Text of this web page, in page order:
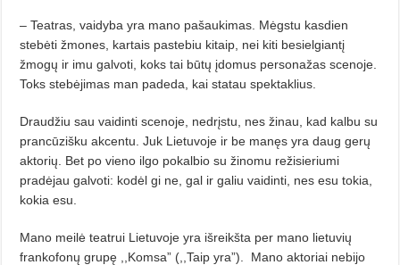
– Teatras, vaidyba yra mano pašaukimas. Mėgstu kasdien
stebėti žmones, kartais pastebiu kitaip, nei kiti besielgiantį
žmogų ir imu galvoti, koks tai būtų įdomus personažas scenoje.
Toks stebėjimas man padeda, kai statau spektaklius.
Draudžiu sau vaidinti scenoje, nedrįstu, nes žinau, kad kalbu su
prancūzišku akcentu. Juk Lietuvoje ir be manęs yra daug gerų
aktorių. Bet po vieno ilgo pokalbio su žinomu režisieriumi
pradėjau galvoti: kodėl gi ne, gal ir galiu vaidinti, nes esu tokia,
kokia esu.
Mano meilė teatrui Lietuvoje yra išreikšta per mano lietuvių
frankofonų grupę ,,Komsa” (,,Taip yra”).
Mano aktoriai nebijo